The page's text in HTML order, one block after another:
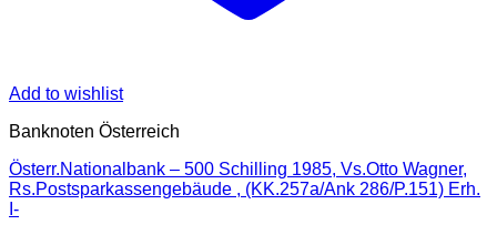
Add to wishlist
Banknoten Österreich
Österr.Nationalbank – 500 Schilling 1985, Vs.Otto Wagner,
Rs.Postsparkassengebäude , (KK.257a/Ank 286/P.151) Erh.
I-